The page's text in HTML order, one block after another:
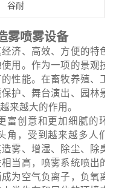
谷耐
雾喷雾设备
济、高效、方便的特色
用。作为一项的景观技
性能。在畜牧养殖、工
护、舞台演出、园林景
来越大的作用。
富创意和更加细腻的环
角，受到越来越多人们
雾、增湿、除尘、除臭
当高，喷雾系统喷出的
为空气负离子，负氧离